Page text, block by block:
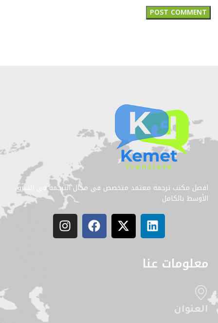
افضل مكتب ترجمة معتمد متخصص في مجال الترجمة في الشرق
الأوسط بالكامل
معلومات عنا
العنوان